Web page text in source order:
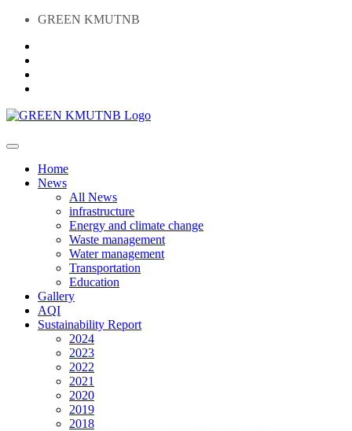
GREEN KMUTNB
Home
News
All News
infrastructure
Energy and climate change
Waste management
Water management
Transportation
Education
Gallery
AQI
Sustainability Report
2024
2023
2022
2021
2020
2019
2018